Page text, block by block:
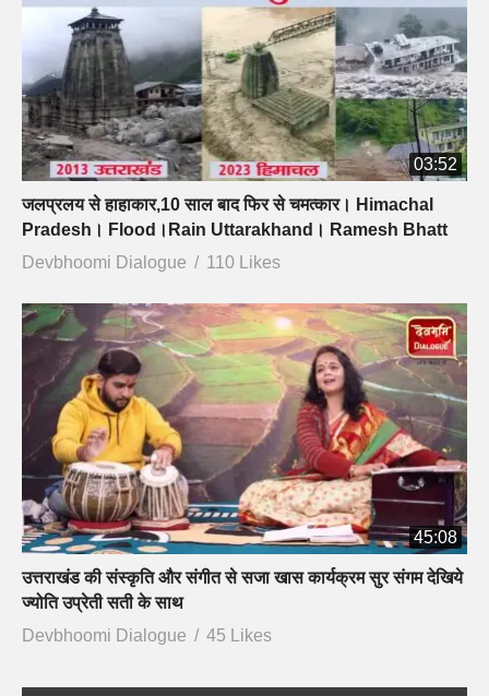
03:52
जलप्रलय से हाहाकार,10 साल बाद फिर से चमत्कार। Himachal
Pradesh। Flood।Rain Uttarakhand। Ramesh Bhatt
Devbhoomi Dialogue
110 Likes
45:08
उत्तराखंड की संस्कृति और संगीत से सजा खास कार्यक्रम सुर संगम देखिये
ज्योति उप्रेती सती के साथ
Devbhoomi Dialogue
45 Likes